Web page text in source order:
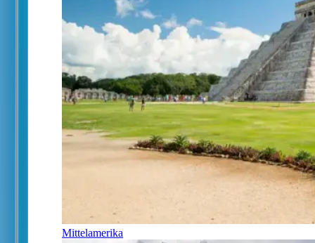
Mittelamerika